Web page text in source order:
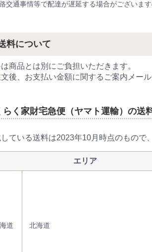
洗濯機
冷蔵庫
家電セット
洗濯機
冷蔵庫
家電セット
洗濯機
冷蔵庫
家電セット
洗濯機
冷蔵庫
家電セット
洗濯機
冷蔵庫
家電セット
交通事情等で配達が遅延する場合がございます
料について
商品とは別にご負担いただきます。
後、お支払い金額に関するご案内メール
らく家財宅急便（ヤマト運輸）の送
ている送料は2023年10月時点のもので
エリア
道 北海道